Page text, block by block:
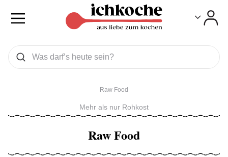
Was wollen Sie suchen
Suchen
Raw Food
Mehr als nur Rohkost
Raw Food